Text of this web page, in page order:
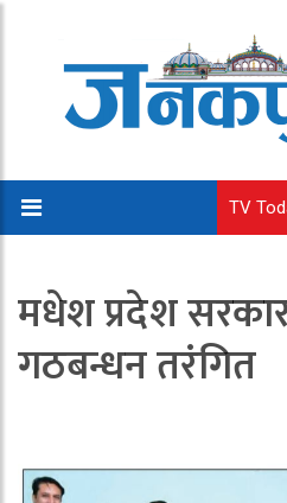
TV
मधेश प्रदेश
गठबन्धन तरंगित